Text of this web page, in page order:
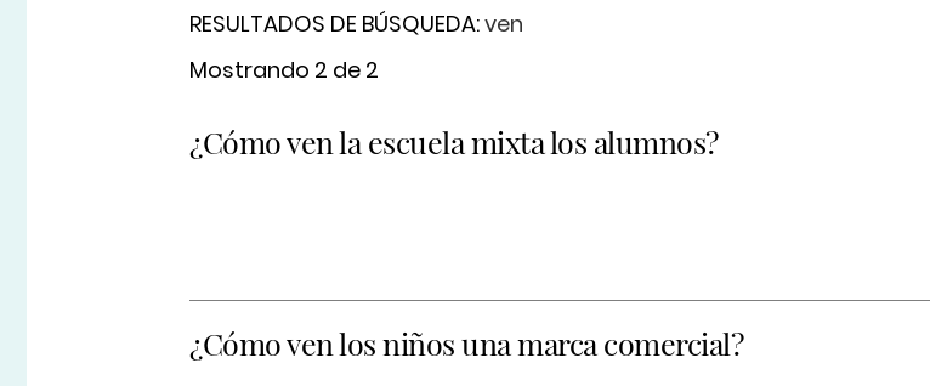
RESULTADOS DE BÚSQUEDA:ven
Mostrando 2 de 2
¿Cómo ven la escuela mixta los alumnos?
¿Cómo ven los niños una marca comercial?